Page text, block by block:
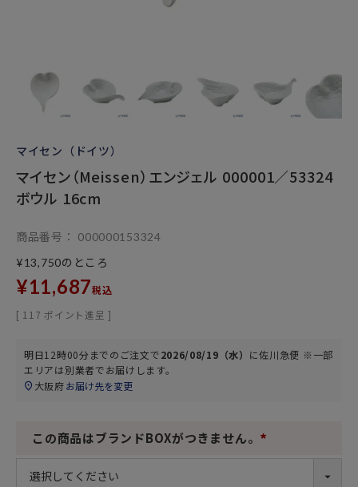
マイセン（ドイツ）
マイセン（Meissen）エンジェル 000001／53324
ボウル 16cm
商品番号
000000153324
¥13,750のところ
¥11,687税込
[ 117 ポイント進呈 ]
明日12時00分までのご注文で2026/08/19（水） に佐川急便 ※一部
エリアは別業者でお届けします。
大阪府お届け先を変更
この商品はブランドBOXがつきません。